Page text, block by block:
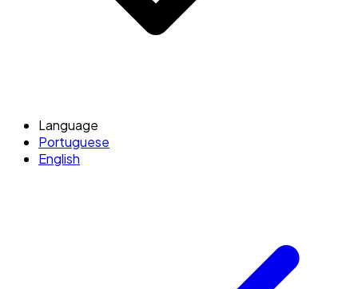
Language
Portuguese
English